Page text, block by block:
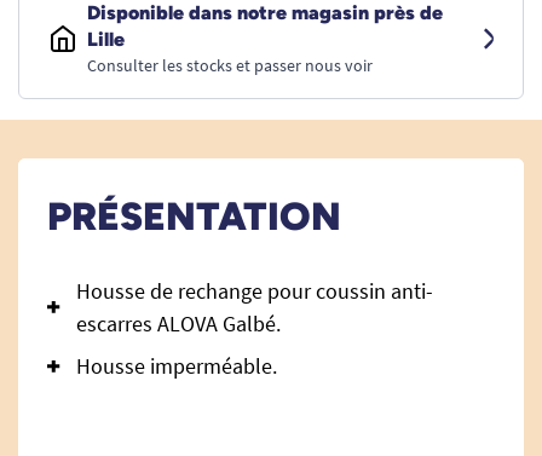
Disponible dans notre magasin près de
Lille
Consulter les stocks et passer nous voir
PRÉSENTATION
Housse de rechange pour coussin anti-
escarres ALOVA Galbé.
Housse imperméable.